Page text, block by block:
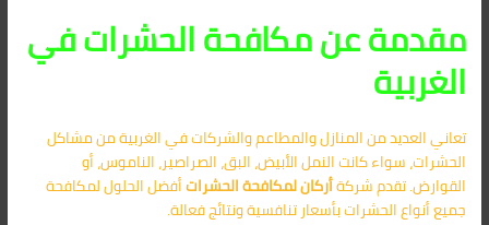
مقدمة عن مكافحة الحشرات في
الغربية
تعاني العديد من المنازل والمطاعم والشركات في الغربية من مشاكل
الحشرات، سواء كانت النمل الأبيض، البق، الصراصير، الناموس، أو
القوارض. تقدم شركةأركان لمكافحة الحشراتأفضل الحلول لمكافحة
جميع أنواع الحشرات بأسعار تنافسية ونتائج فعالة.